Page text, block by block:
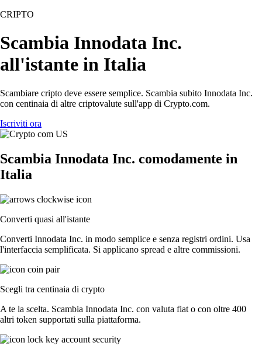
CRIPTO
Scambia Innodata Inc.
all'istante in Italia
Scambiare cripto deve essere semplice. Scambia subito Innodata Inc.
con centinaia di altre criptovalute sull'app di Crypto.com.
Iscriviti ora
Scambia Innodata Inc. comodamente in
Italia
Converti quasi all'istante
Converti Innodata Inc. in modo semplice e senza registri ordini. Usa
l'interfaccia semplificata. Si applicano spread e altre commissioni.
Scegli tra centinaia di crypto
A te la scelta. Scambia Innodata Inc. con valuta fiat o con oltre 400
altri token supportati sulla piattaforma.